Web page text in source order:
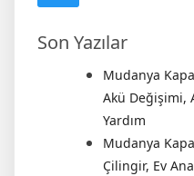
Son Yazılar
Mudanya
Akü Değişimi,
Yardım
Mudanya
Çilingir, Ev